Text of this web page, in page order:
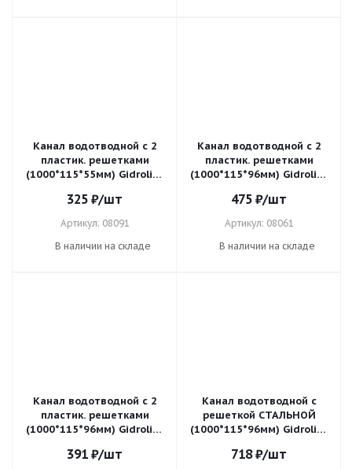
Канал водотводной с 2
пластик. решетками
(1000*115*55мм) Gidrolica
325 ₽/шт
Артикул: 08091
В наличии на складе
Канал водотводной с 2
пластик. решетками
(1000*115*96мм) Gidrolica
475 ₽/шт
Артикул: 08061
В наличии на складе
Канал водотводной с 2
пластик. решетками
(1000*115*96мм) Gidrolica
391 ₽/шт
Канал водотводной с
решеткой СТАЛЬНОЙ
(1000*115*96мм) Gidrolica
718₽/шт